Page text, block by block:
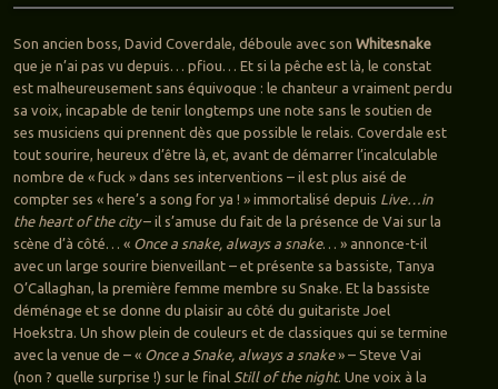
Son ancien boss, David Coverdale, déboule avec son Whitesnake
que je n’ai pas vu depuis… pfiou… Et si la pêche est là, le constat
est malheureusement sans équivoque : le chanteur a vraiment perdu
sa voix, incapable de tenir longtemps une note sans le soutien de
ses musiciens qui prennent dès que possible le relais. Coverdale est
tout sourire, heureux d’être là, et, avant de démarrer l’incalculable
nombre de « fuck » dans ses interventions – il est plus aisé de
compter ses « here’s a song for ya ! » immortalisé depuis Live…in
the heart of the city– il s’amuse du fait de la présence de Vai sur la
scène d’à côté… « Once a snake, always a snake… » annonce-t-il
avec un large sourire bienveillant – et présente sa bassiste, Tanya
O’Callaghan, la première femme membre su Snake. Et la bassiste
déménage et se donne du plaisir au côté du guitariste Joel
Hoekstra. Un show plein de couleurs et de classiques qui se termine
avec la venue de – « Once a Snake, always a snake» – Steve Vai
(non ? quelle surprise !) sur le final Still of the night. Une voix à la